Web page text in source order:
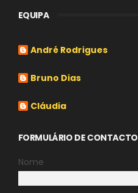
EQUIPA
André Rodrigues
Bruno Dias
Cláudia
FORMULÁRIO DE CONTACTO
Nome